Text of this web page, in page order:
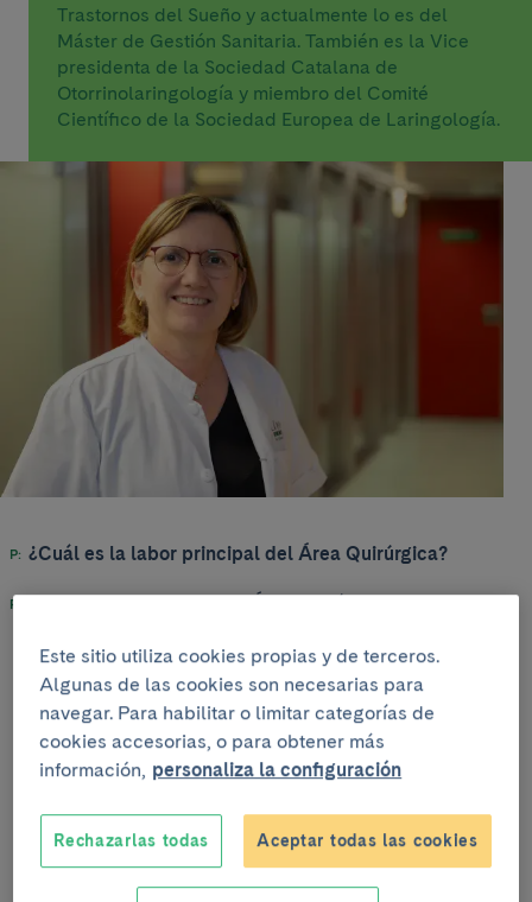
Trastornos del Sueño y actualmente lo es del
Máster de Gestión Sanitaria. También es la Vice
presidenta de la Sociedad Catalana de
Otorrinolaringología y miembro del Comité
Científico de la Sociedad Europea de Laringología.
¿Cuál es la labor principal del Área Quirúrgica?
Mucha gente cree que el Área Quirúrgica de un
donde están los quirófanos-, pero somos un área
transversal que da servicio a los diferentes Institutos y
Servicios. Trabajamos para organizar y planificar el
circuito quirúrgico que incluye el preoperatorio y la
prehabilitación del paciente, la cirugía y el
postoperatorio. También gestionamos desde el
Servicio de Anestesiología la UCI quirúrgica, una
Unidad de Cuidados Intermedios y la Unidad del
Dolor.
Este sitio utiliza cookies propias y de terceros.
Algunas de las cookies son necesarias para
navegar. Para habilitar o limitar categorías de
cookies accesorias, o para obtener más
información, personaliza la configuración
Rechazarlas todas Aceptar todas las cookies